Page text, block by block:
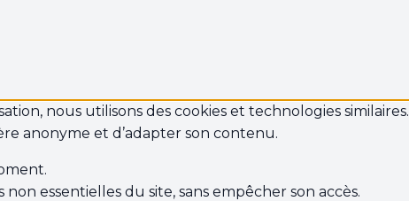
nous utilisons des cookies et technologies similaires.
anonyme et d’adapter son contenu.
essentielles du site, sans empêcher son accès.